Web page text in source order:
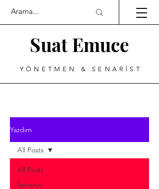
Suat Emuce
YÖNETMEN & SENARİST
Yazdım
All Posts
Senaryo
All Posts